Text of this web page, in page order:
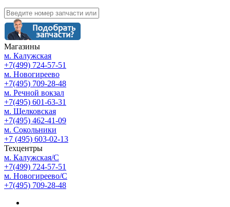
Магазины
м. Калужская
+7(499) 724-57-51
м. Новогиреево
+7(495) 709-28-48
м. Речной вокзал
+7(495) 601-63-31
м. Щелковская
+7(495) 462-41-09
м. Сокольники
+7 (495) 603-02-13
Техцентры
м. Калужская/С
+7(499) 724-57-51
м. Новогиреево/С
+7(495) 709-28-48